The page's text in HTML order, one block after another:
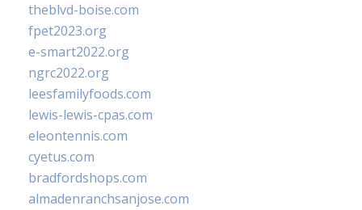
theblvd-boise.com
fpet2023.org
e-smart2022.org
ngrc2022.org
leesfamilyfoods.com
lewis-lewis-cpas.com
eleontennis.com
cyetus.com
bradfordshops.com
almadenranchsanjose.com